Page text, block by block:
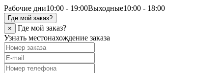
Рабочие дни10:00 - 19:00Выходные10:00 - 18:00
Где мой заказ?
×
Где мой заказ?
Узнать местонахождение заказа